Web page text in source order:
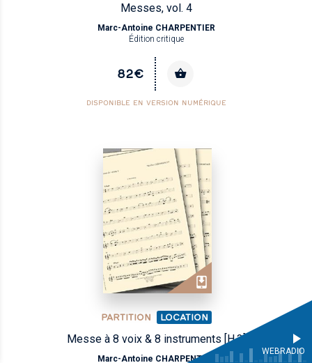
Messes, vol. 4
Marc-Antoine CHARPENTIER
Édition critique
82€
DISPONIBLE EN VERSION NUMÉRIQUE
PARTITION LOCATION
Messe à 8 voix & 8 instruments [H.3]
Marc-Antoine CHARPENTIER
WEBRADIO